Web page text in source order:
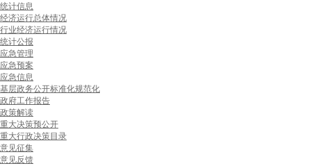
统计信息
经济运行总体情况
行业经济运行情况
统计公报
应急管理
应急预案
应急信息
基层政务公开标准化规范化
政府工作报告
政策解读
重大决策预公开
重大行政决策目录
意见征集
意见反馈